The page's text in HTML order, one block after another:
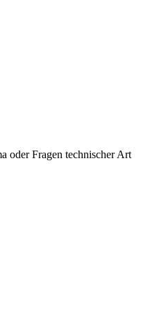
oder Fragen technischer Art